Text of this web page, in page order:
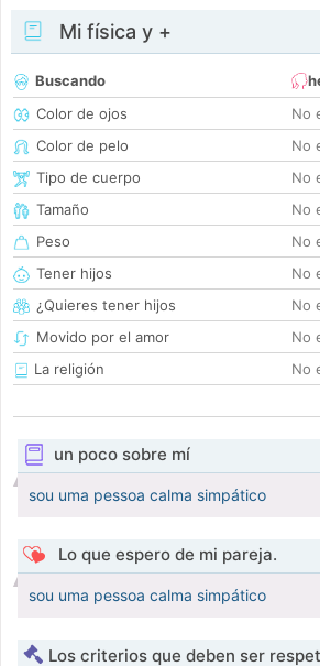
Mi física y +
Buscando
Color de ojos
No
Color de pelo
No
Tipo de cuerpo
No
Tamaño
No
Peso
No
Tener hijos
No
¿Quieres tener hijos
No
Movido por el amor
No
La religión
No
un poco sobre mí
sou uma pessoa calma simpático
Lo que espero de mi pareja.
sou uma pessoa calma simpático
Los criterios que deben ser